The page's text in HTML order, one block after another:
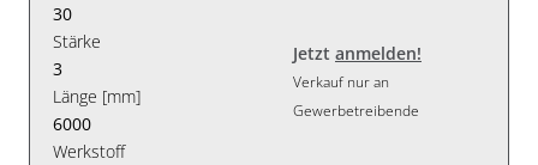
30
Stärke
3
Länge [mm]
6000
Werkstoff
Jetzt anmelden!
Verkauf nur an
Gewerbetreibende